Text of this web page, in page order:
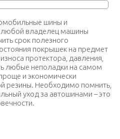
шины и
любой владелец машины
срок полезного
покрышек на предмет
протектора, давления,
любые неполадки на самом
и экономически
резины. Необходимо помнить,
уход за автошинами – это